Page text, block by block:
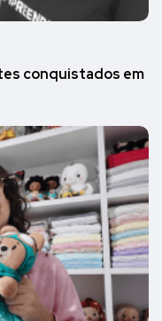
conquistados em